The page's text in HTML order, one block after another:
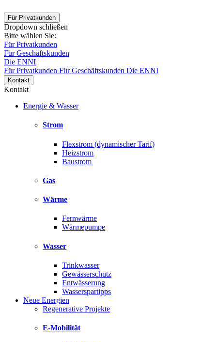
Für Privatkunden
Dropdown schließen
Bitte wählen Sie:
Für Privatkunden
Für Geschäftskunden
Die ENNI
Für Privatkunden Für Geschäftskunden Die ENNI
Kontakt
Kontakt
Energie & Wasser
Strom
Flexstrom (dynamischer Tarif)
Heizstrom
Baustrom
Gas
Wärme
Fernwärme
Wärmepumpe
Wasser
Trinkwasser
Gewässerschutz
Entwässerung
Wasserspartipps
Neue Energien
Regenerative Projekte
E-Mobilität